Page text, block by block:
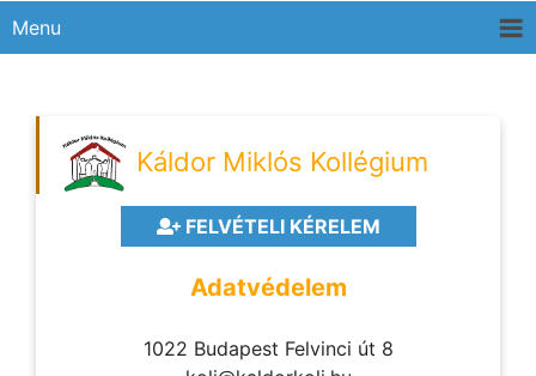
Menu
Káldor Miklós Kollégium
FELVÉTELI KÉRELEM
Adatvédelem
1022 Budapest Felvinci út 8